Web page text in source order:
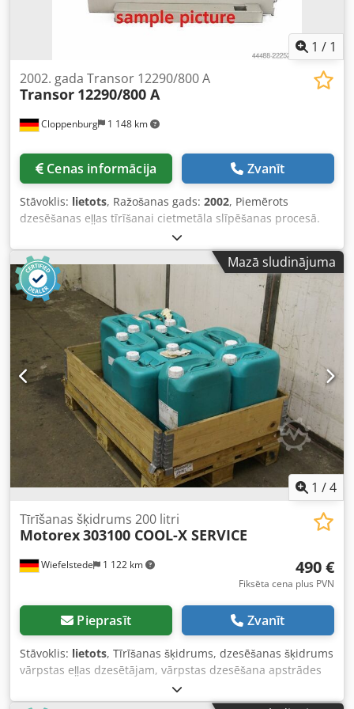
1 / 1
Cloppenburg 1 148 km
2002. gada Transor 12290/800 A
Transor 12290/800 A
Cenas informācija Zvanīt
Stāvoklis: lietots, Ražošanas gads: 2002, Piemērots
dzesēšanas eļļas tīrīšanai cietmetāla slīpēšanas procesā.
Piederumi: 2 filtru torņi, automātiska pretmazgāšana.
Tvertnes tilpums: 800 l Maksimālā caurplūdes jauda: 10–
120 l/min Filtrēšanas precizitāte: lielāka par 0,003 mm
Pievades jauda apm.: 4,0 kW (400 V / 50 Hz) Izmēri (P x Dz x
A): 1650 x 1000 x 2000 mm Svars apm.: 1000 kg Krāsa:
pelēka Dodpfx Adszic R Ijkock
Mazā sludinājuma
1 /4
Wiefelstede 1 122 km
Tīrīšanas šķidrums 200 litri
Motorex303100 COOL-X SERVICE
490 €
Fiksēta cena plus PVN
Pieprasīt Zvanīt
Stāvoklis: lietots, Tīrīšanas šķidrums, dzesēšanas šķidrums
vārpstas eļļas dzesētājam, vārpstas dzesēšana apstrādes
centram -Daudzums: 9 gab. konteineri ar 200 litru tīrīšanas
šķidrumu -Cena: komplektā -Iepakots uz: EUR paletes -